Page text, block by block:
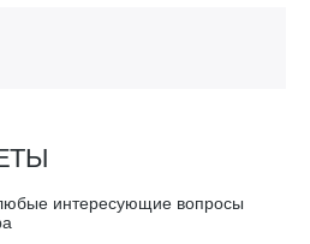
интересующие вопросы